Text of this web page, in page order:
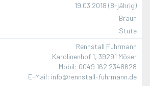
19.03.2018 (8-jährig)
Braun
Stute
Rennstall Fuhrmann
Karolinenhof 1, 39291 Möser
Mobil: 0049 162 2348628
E-Mail: info@rennstall-fuhrmann.de